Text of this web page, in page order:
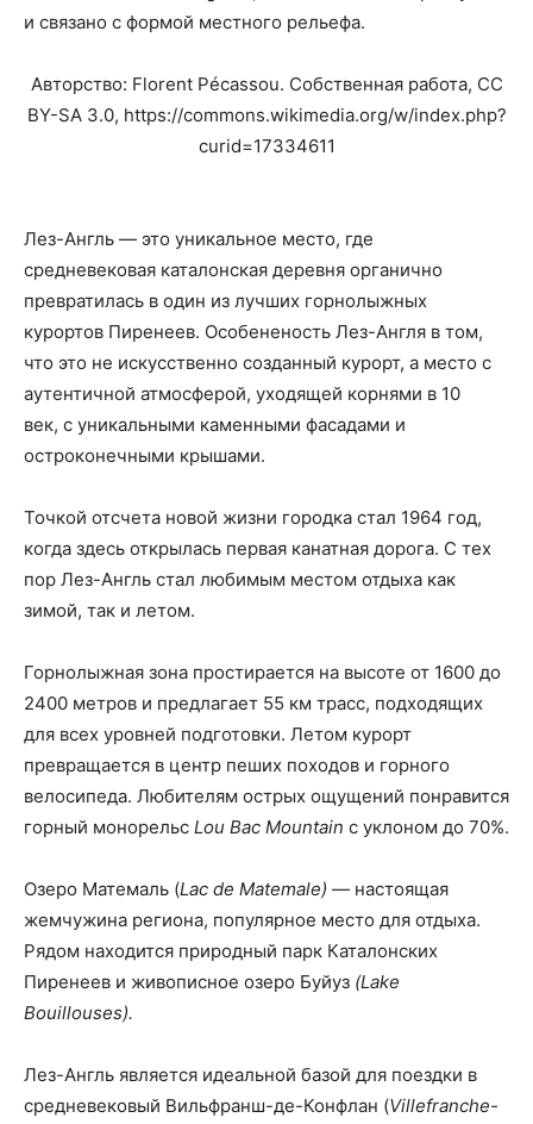
и связано с формой местного рельефа.
Авторство: Florent Pécassou. Собственная работа, CC
BY-SA 3.0, https://commons.wikimedia.org/w/index.php?
curid=17334611
Лез-Англь — это уникальное место, где
средневековая каталонская деревня органично
превратилась в один из лучших горнолыжных
курортов Пиренеев. Особененость Лез-Англя в том,
что это не искусственно созданный курорт, а место с
аутентичной атмосферой, уходящей корнями в 10
век, с уникальными каменными фасадами и
остроконечными крышами.
Точкой отсчета новой жизни городка стал 1964 год,
когда здесь открылась первая канатная дорога. С тех
пор Лез-Англь стал любимым местом отдыха как
зимой, так и летом.
Горнолыжная зона простирается на высоте от 1600 до
2400 метров и предлагает 55 км трасс, подходящих
для всех уровней подготовки. Летом курорт
превращается в центр пеших походов и горного
велосипеда. Любителям острых ощущений понравится
горный монорельс Lou Bac Mountain с уклоном до 70%.
Озеро Матемаль (Lac de Matemale) — настоящая
жемчужина региона, популярное место для отдыха.
Рядом находится природный парк Каталонских
Пиренеев и живописное озеро Буйуз (Lake
Bouillouses).
Лез-Англь является идеальной базой для поездки в
средневековый Вильфранш-де-Конфлан (Villefranche-